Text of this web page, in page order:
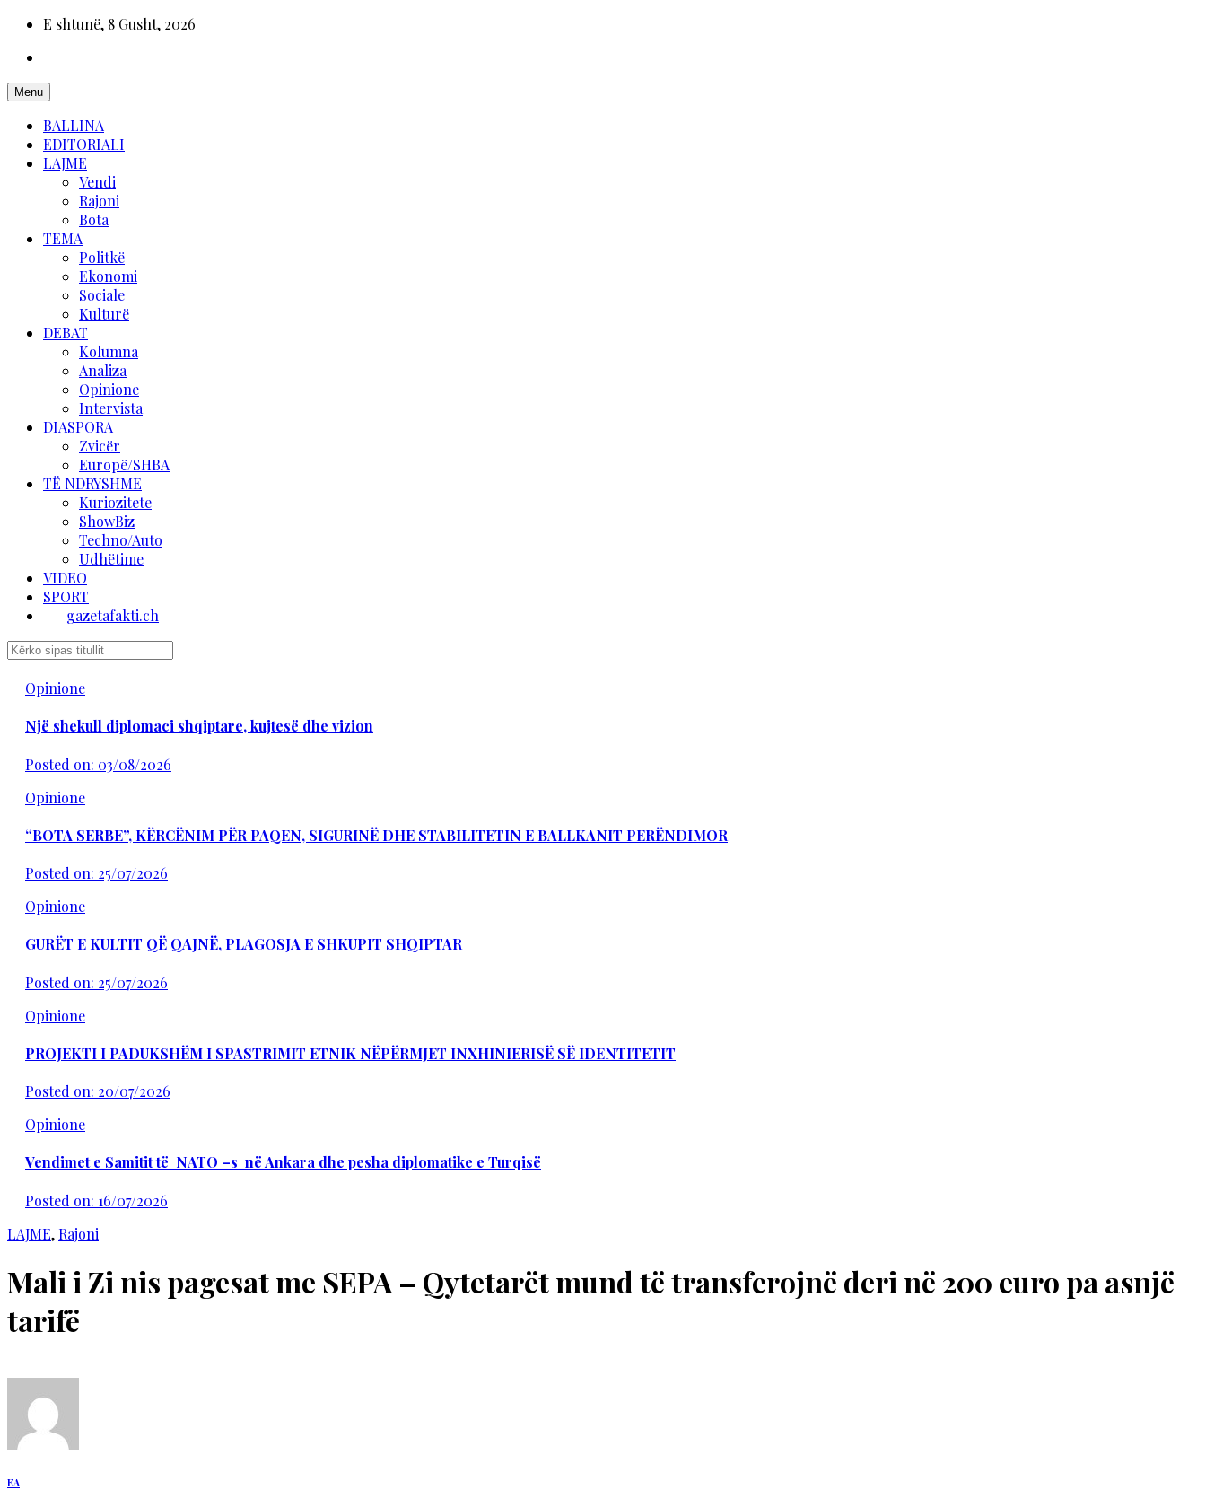
E shtunë, 8 Gusht, 2026
Menu
BALLINA
EDITORIALI
LAJME
Vendi
Rajoni
Bota
TEMA
Politkë
Ekonomi
Sociale
Kulturë
DEBAT
Kolumna
Analiza
Opinione
Intervista
DIASPORA
Zvicër
Europë/SHBA
TË NDRYSHME
Kuriozitete
ShowBiz
Techno/Auto
Udhëtime
VIDEO
SPORT
gazetafakti.ch
Opinione
Një shekull diplomaci shqiptare, kujtesë dhe vizion
Posted on: 03/08/2026
Opinione
“BOTA SERBE”, KËRCËNIM PËR PAQEN, SIGURINË DHE STABILITETIN E BALLKANIT PERËNDIMOR
Posted on: 25/07/2026
Opinione
GURËT E KULTIT QË QAJNË, PLAGOSJA E SHKUPIT SHQIPTAR
Posted on: 25/07/2026
Opinione
PROJEKTI I PADUKSHËM I SPASTRIMIT ETNIK NËPËRMJET INXHINIERISË SË IDENTITETIT
Posted on: 20/07/2026
Opinione
Vendimet e Samitit të NATO –s në Ankara dhe pesha diplomatike e Turqisë
Posted on: 16/07/2026
LAJME, Rajoni
Mali i Zi nis pagesat me SEPA – Qytetarët mund të transferojnë deri në 200 euro pa asnjë
tarifë
EA